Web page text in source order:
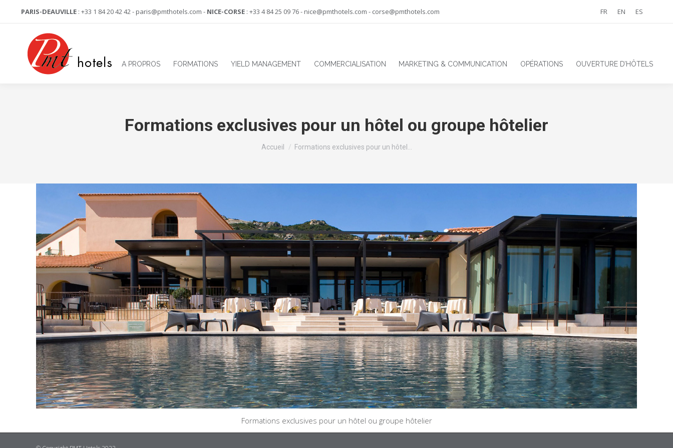
PARIS-DEAUVILLE : +33 1 84 20 42 42 - paris@pmthotels.com - NICE-CORSE : +33 4 84 25 09 76 - nice@pmthotels.com - corse@pmthotels.com FR EN ES
A PROPROS FORMATIONS YIELD MANAGEMENT COMMERCIALISATION MARKETING & COMMUNICATION OPÉRATIONS OUVERTURE D’HÔTELS
Formations exclusives pour un hôtel ou groupe hôtelier
Vous êtes ici :
Accueil Formations exclusives pour un hôtel…
Formations exclusives pour un hôtel ou groupe hôtelier